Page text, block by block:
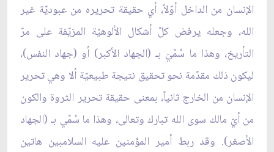
الإنسان من الداخل أوّلاً، أي حقيقة تحريره من عبوديّة غير
الله، وجعله يرفض كلّ أشكال الألوهيّة المزيّفة على مرّ
التأريخ، وهذا ما سُمّيَ بـ (الجهاد الأكبر) أو (جهاد النفس)،
ليكون ذلك مقدّمة نحو تحقيق نتيجة طبيعيّة ألا وهي تحرير
الإنسان من الخارج ثانياً، بمعنى حقيقة تحرير الثروة والكون
من أيّ مالك سوى الله تبارك وتعالى، وهذا ما سُمّي بـ (الجهاد
الأصغر). وقد ربط أمير المؤمنين عليه السلامبين هاتين